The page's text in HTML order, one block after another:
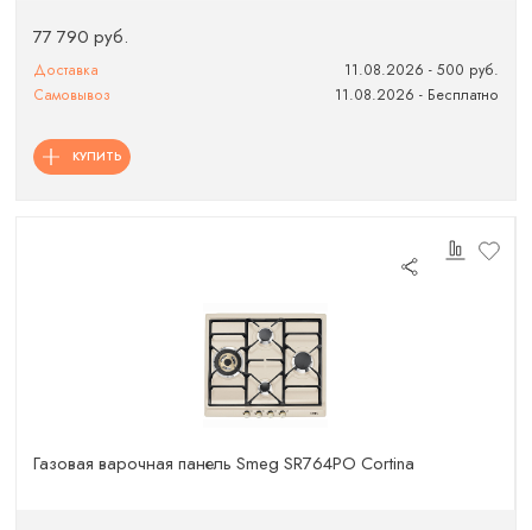
77 790 руб.
Доставка
11.08.2026 - 500 руб.
Самовывоз
11.08.2026 - Бесплатно
КУПИТЬ
Газовая варочная панель Smeg SR764PO Cortina